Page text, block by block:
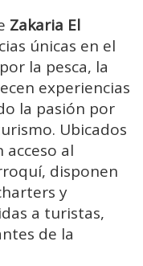
Zakaria El
únicas en el
la pesca, la
experiencias
la pasión por
Ubicados
acceso al
disponen
y
a turistas,
de la